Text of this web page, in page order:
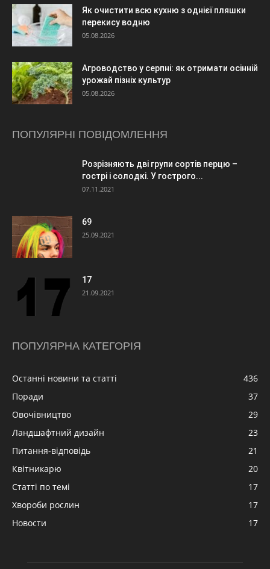
Як очистити всю кухню з однієї пляшки
перекису водню
05.08.2026
Агроводство у серпні: як отримати осінній
урожай пізніх культур
05.08.2026
ПОПУЛЯРНІ ПОВІДОМЛЕННЯ
Розрізняють дві групи сортів перцю –
гострі і солодкі. У гострого...
07.11.2021
69
25.09.2021
17
21.09.2021
ПОПУЛЯРНА КАТЕГОРІЯ
Останні новини та статті
436
Поради
37
Овочівництво
29
Ландшафтний дизайн
23
Питання-відповідь
21
Квітникарю
20
Статті по темі
17
Хвороби рослин
17
Новости
17